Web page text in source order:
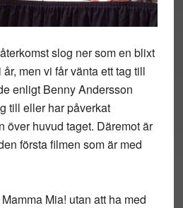
slog ner som en blixt
men vi får vänta ett tag till
enligt Benny Andersson
till eller har påverkat
över huvud taget. Däremot är
första filmen som är med
Mia! utan att ha med